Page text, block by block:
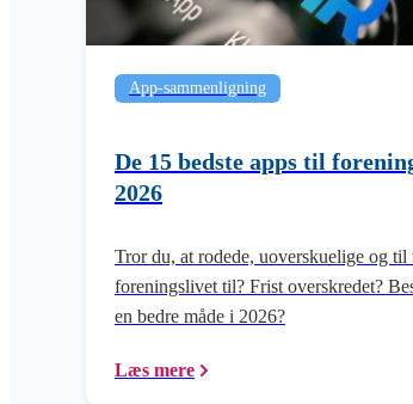
App-sammenligning
De 15 bedste apps til
2026
Tror du, at rodede, uoverskuelige og
foreningslivet til? Frist overskredet?
en bedre måde i 2026?
Læs mere